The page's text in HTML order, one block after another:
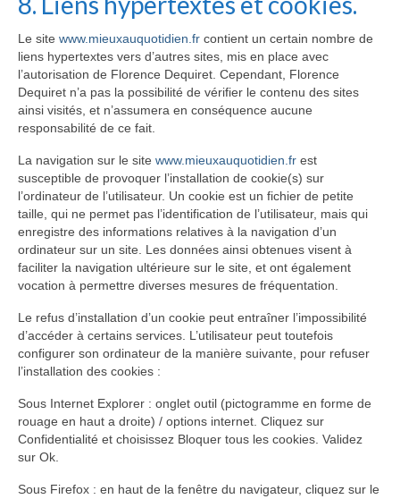
Le site www.mieuxauquotidien.fr contient un certain nombre de
liens hypertextes vers d’autres sites, mis en place avec
l’autorisation de Florence Dequiret. Cependant, Florence
Dequiret n’a pas la possibilité de vérifier le contenu des sites
ainsi visités, et n’assumera en conséquence aucune
responsabilité de ce fait.
La navigation sur le site www.mieuxauquotidien.fr est
susceptible de provoquer l’installation de cookie(s) sur
l’ordinateur de l’utilisateur. Un cookie est un fichier de petite
taille, qui ne permet pas l’identification de l’utilisateur, mais qui
enregistre des informations relatives à la navigation d’un
ordinateur sur un site. Les données ainsi obtenues visent à
faciliter la navigation ultérieure sur le site, et ont également
vocation à permettre diverses mesures de fréquentation.
Le refus d’installation d’un cookie peut entraîner l’impossibilité
d’accéder à certains services. L’utilisateur peut toutefois
configurer son ordinateur de la manière suivante, pour refuser
l’installation des cookies :
Sous Internet Explorer : onglet outil (pictogramme en forme de
rouage en haut a droite) / options internet. Cliquez sur
Confidentialité et choisissez Bloquer tous les cookies. Validez
sur Ok.
Sous Firefox : en haut de la fenêtre du navigateur, cliquez sur le